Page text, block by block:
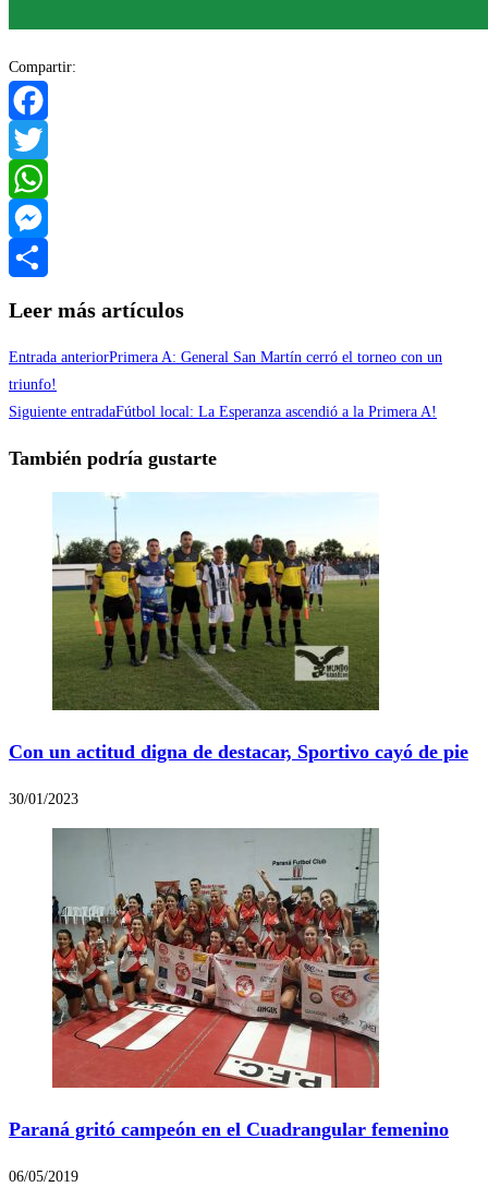
Compartir:
Facebook
Twitter
WhatsApp
Messenger
Leer más artículos
Entrada anteriorPrimera A: General San Martín cerró el torneo con un
triunfo!
Siguiente entradaFútbol local: La Esperanza ascendió a la Primera A!
También podría gustarte
Con un actitud digna de destacar, Sportivo cayó de pie
30/01/2023
Paraná gritó campeón en el Cuadrangular femenino
06/05/2019